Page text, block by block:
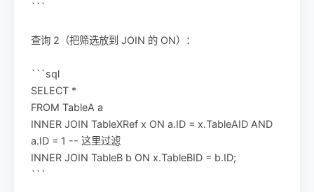
```
查询 2（把筛选放到 JOIN 的 ON）：
```sql
SELECT *
FROM TableA a
INNER JOIN TableXRef x ON a.ID = x.TableAID AND
a.ID = 1 -- 这里过滤
INNER JOIN TableB b ON x.TableBID = b.ID;
```